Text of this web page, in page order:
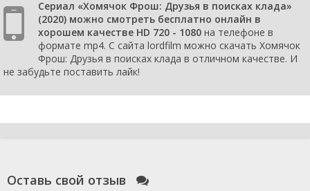
Сериал «Хомячок Фрош: Друзья в поисках клада»
(2020) можно смотреть бесплатно онлайн в
хорошем качестве HD 720 - 1080 на телефоне в
формате mp4. С сайта lordfilm можно скачать Хомячок
Фрош: Друзья в поисках клада в отличном качестве. И
не забудьте поставить лайк!
Оставь свой отзыв